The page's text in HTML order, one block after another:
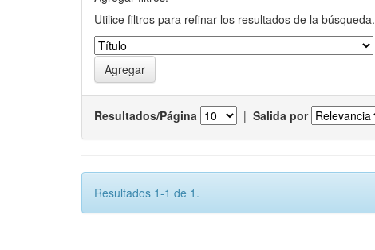
Utilice filtros para refinar los resultados de la búsqueda.
Resultados/Página | Salida por
Resultados 1-1 de 1.